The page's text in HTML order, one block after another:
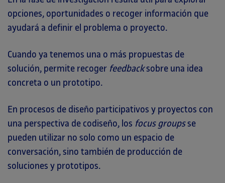
opciones, oportunidades o recoger información que
ayudará a definir el problema o proyecto.
Cuando ya tenemos una o más propuestas de
solución, permite recoger feedbacksobre una idea
concreta o un prototipo.
En procesos de diseño participativos y proyectos con
una perspectiva de codiseño, los focus groupsse
pueden utilizar no solo como un espacio de
conversación, sino también de producción de
soluciones y prototipos.